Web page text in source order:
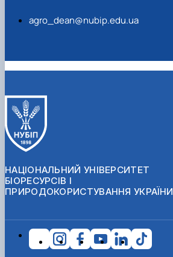
agro_dean@nubip.edu.ua
НАЦІОНАЛЬНИЙ УНІВЕРСИТЕТ
БІОРЕСУРСІВ І
ПРИРОДОКОРИСТУВАННЯ УКРАЇНИ